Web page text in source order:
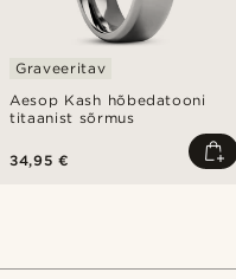
Aesop Kash hõbedatooni
titaanist sõrmus
Graveeritav
34,95 €